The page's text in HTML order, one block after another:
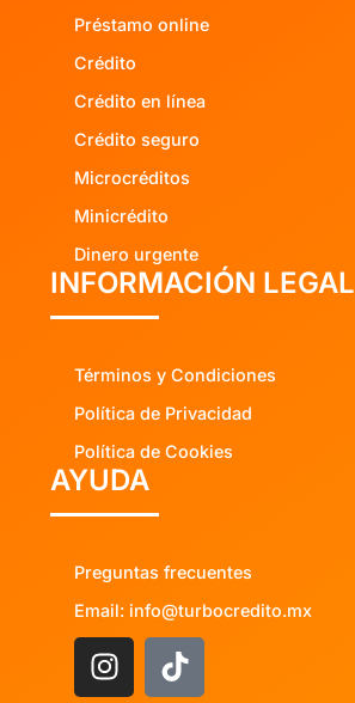
Préstamo online
Crédito
Crédito en línea
Crédito seguro
Microcréditos
Minicrédito
Dinero urgente
INFORMACIÓN LEGAL
Términos y Condiciones
Política de Privacidad
Política de Cookies
AYUDA
Preguntas frecuentes
Email: info@turbocredito.mx